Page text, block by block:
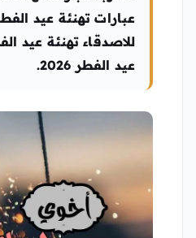
عبارات تهنئة عيد
للاصدقاء تهنئة عيد
عيد الفطر 2026.